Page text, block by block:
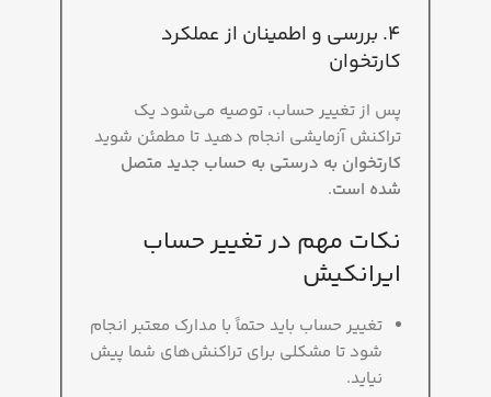
4. بررسی و اطمینان از عملکرد
کارتخوان
پس از تغییر حساب، توصیه می‌شود یک
تراکنش آزمایشی انجام دهید تا مطمئن شوید
کارتخوان به درستی به حساب جدید متصل
شده است.
نکات مهم در تغییر حساب
ایرانکیش
تغییر حساب باید حتماً با مدارک معتبر انجام
شود تا مشکلی برای تراکنش‌های شما پیش
نیاید.